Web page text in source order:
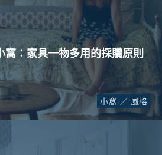
窩：家具一物多用的採購原則
小窩 風格